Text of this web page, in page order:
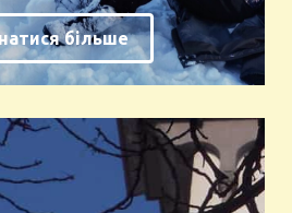
більше